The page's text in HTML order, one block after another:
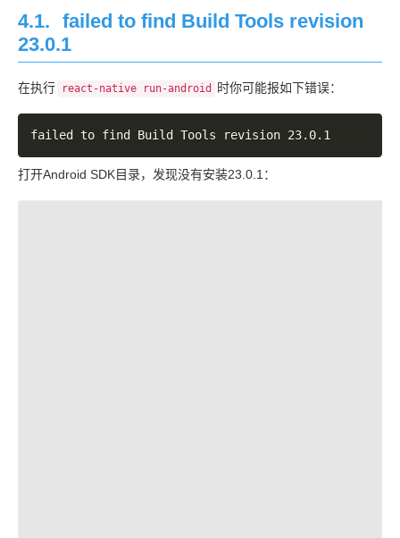
4.1. failed to find Build Tools revision
23.0.1
在执行 react-native run-android 时你可能报如下错误：
打开Android SDK目录，发现没有安装23.0.1：